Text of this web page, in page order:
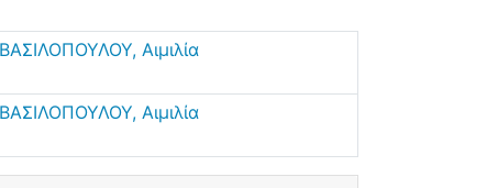
ΒΑΣΙΛΟΠΟΥΛΟΥ, Αιμιλία
ΒΑΣΙΛΟΠΟΥΛΟΥ, Αιμιλία